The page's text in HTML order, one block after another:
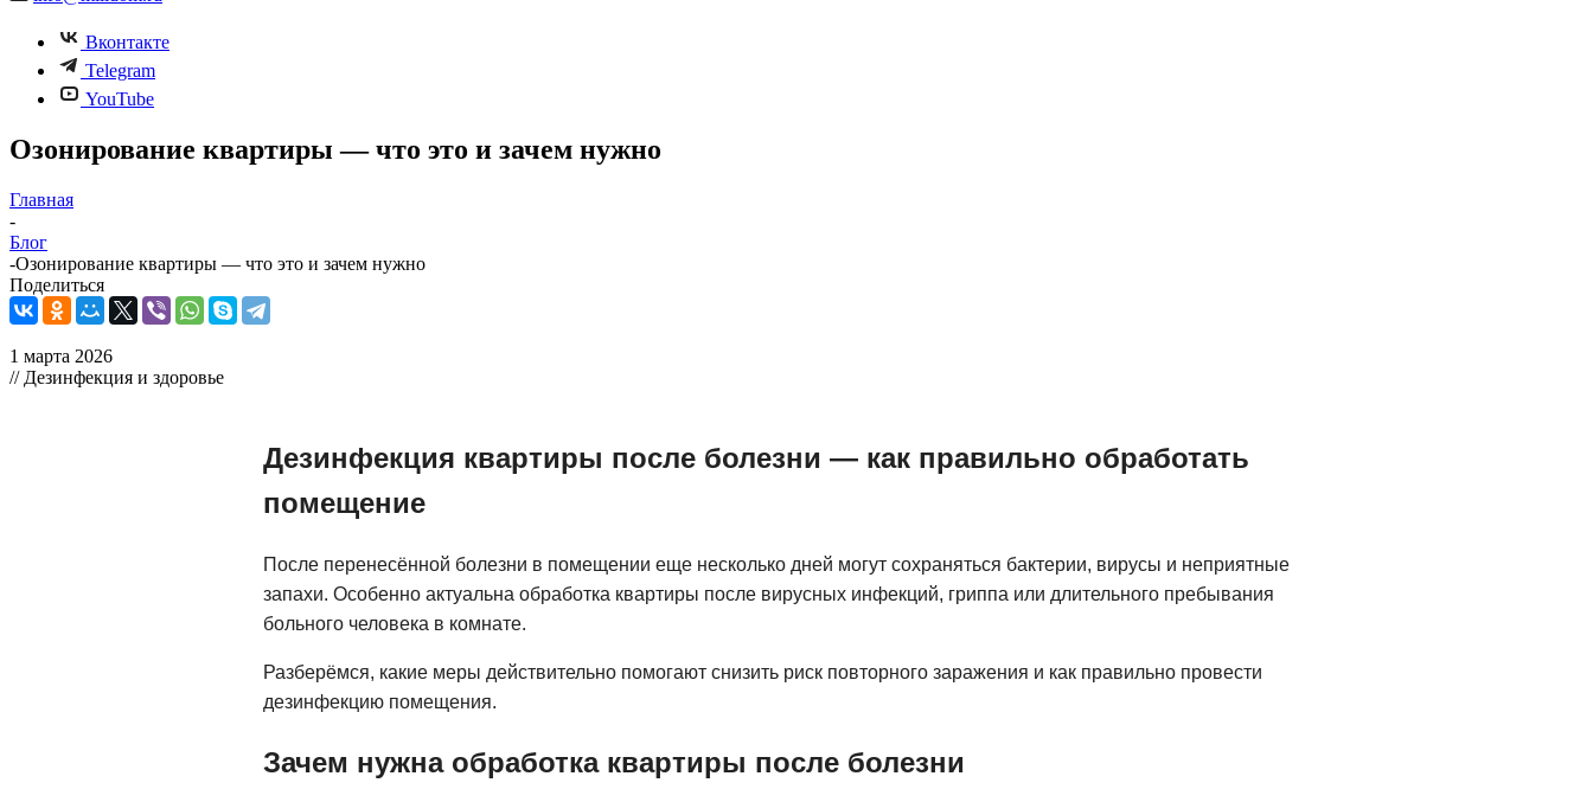
Вконтакте
Telegram
YouTube
Озонирование квартиры — что это и зачем нужно
Главная
-
Блог
-Озонирование квартиры — что это и зачем нужно
Поделиться
1 марта 2026
// Дезинфекция и здоровье
Дезинфекция квартиры после болезни — как правильно обработать
помещение
После перенесённой болезни в помещении еще несколько дней могут сохраняться бактерии, вирусы и неприятные
запахи. Особенно актуальна обработка квартиры после вирусных инфекций, гриппа или длительного пребывания
больного человека в комнате.
Разберёмся, какие меры действительно помогают снизить риск повторного заражения и как правильно провести
дезинфекцию помещения.
Зачем нужна обработка квартиры после болезни